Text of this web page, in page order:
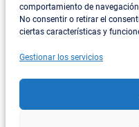
comportamiento de
No consentir o retirar el
ciertas características y
Gestionar los servicios
Social